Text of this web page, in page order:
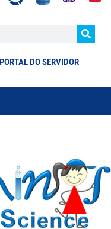
PORTAL DO SERVIDOR